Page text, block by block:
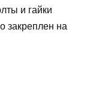
и гайки
закреплен на